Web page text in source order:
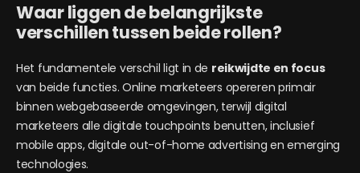
Waar liggen de belangrijkste
verschillen tussen beide rollen?
Het fundamentele verschil ligt in de reikwijdte en focus
van beide functies. Online marketeers opereren primair
binnen webgebaseerde omgevingen, terwijl digital
marketeers alle digitale touchpoints benutten, inclusief
mobile apps, digitale out-of-home advertising en emerging
technologies.